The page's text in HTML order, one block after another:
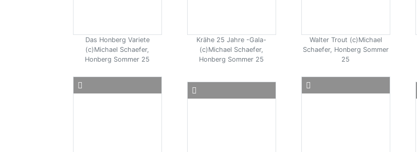
Das Honberg Variete
(c)Michael Schaefer,
Honberg Sommer 25
Krähe 25 Jahre -Gala-
(c)Michael Schaefer,
Honberg Sommer 25
Walter Trout (c)Michael
Schaefer, Honberg Sommer
25